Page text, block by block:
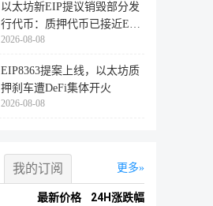
以太坊新EIP提议销毁部分发
行代币：质押代币已接近ETH
供应量
2026-08-08
EIP8363提案上线，以太坊质
押刹车遭DeFi集体开火
2026-08-08
更多
我的订阅
最新价格 24H涨跌幅